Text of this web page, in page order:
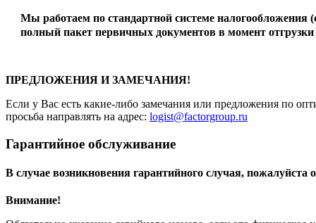
Мы работаем по стандартной системе
полный пакет первичных документов в момент отгрузки
ПРЕДЛОЖЕНИЯ И ЗАМЕЧАНИЯ!
Если у Вас есть какие-либо замечания или предложения по
просьба направлять на адрес: logist@factorgroup.ru
Гарантийное обслуживание
В случае возникновения гарантийного случая, пожалуйста
Внимание!